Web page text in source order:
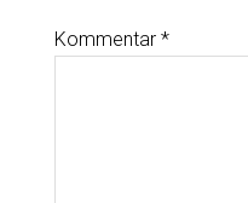
Kommentar *